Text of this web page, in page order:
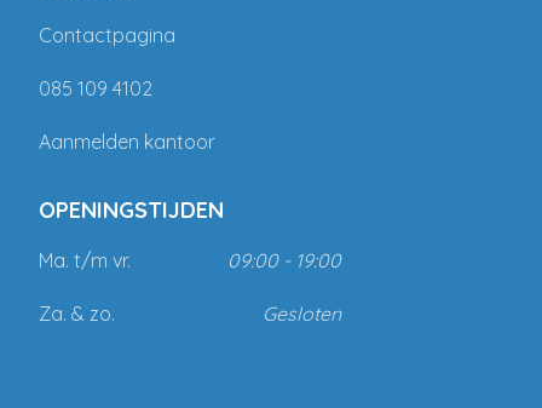
Contactpagina
085 109 4102
Aanmelden kantoor
OPENINGSTIJDEN
Ma. t/m vr. 09:00 - 19:00
Za. & zo. Gesloten